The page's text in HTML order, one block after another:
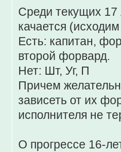
Среди текущих
качается
Есть: капитан,
второй форвард.
Нет: Шт, Уг, П
Причем
зависеть от их
исполнителя не
О прогрессе 16-